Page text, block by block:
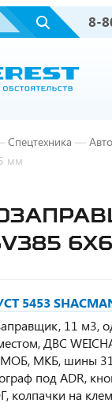
8-
Спецтехника —
мм
5453
11 м3,
ДВС
МКБ, шины
под ADR,
колпачки на